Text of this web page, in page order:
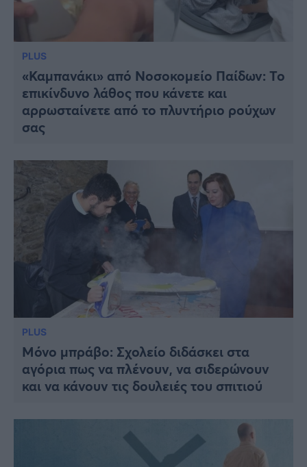
PLUS
«Καμπανάκι» από Νοσοκομείο Παίδων: Το
επικίνδυνο λάθος που κάνετε και
αρρωσταίνετε από το πλυντήριο ρούχων
σας
PLUS
Μόνο μπράβο: Σχολείο διδάσκει στα
αγόρια πως να πλένουν, να σιδερώνουν
και να κάνουν τις δουλειές του σπιτιού